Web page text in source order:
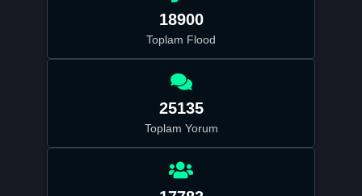
18900
Toplam Flood
25135
Toplam Yorum